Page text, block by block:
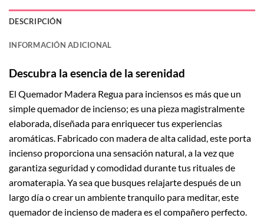
DESCRIPCIÓN
INFORMACIÓN ADICIONAL
Descubra la esencia de la serenidad
El Quemador Madera Regua para inciensos es más que un
simple quemador de incienso; es una pieza magistralmente
elaborada, diseñada para enriquecer tus experiencias
aromáticas. Fabricado con madera de alta calidad, este porta
incienso proporciona una sensación natural, a la vez que
garantiza seguridad y comodidad durante tus rituales de
aromaterapia. Ya sea que busques relajarte después de un
largo día o crear un ambiente tranquilo para meditar, este
quemador de incienso de madera es el compañero perfecto.